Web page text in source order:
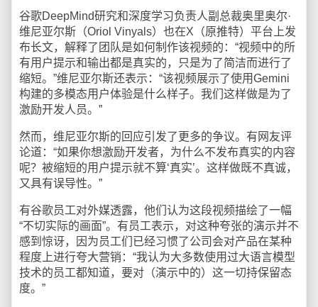
谷歌DeepMind研究和深度学习负责人副总裁奥里奥尔·
维尼亚尔斯（Oriol Vinyals）也在X（原推特）平台上发
布长文，解释了团队是如何制作该视频的：“视频中的所
有用户提示和输出都是真实的，只是为了简洁而进行了
缩短。”维尼亚尔斯还表示：“该视频展示了使用Gemini
构建的多模态用户体验是什么样子。我们这样做是为了
激励开发人员。”
然而，维尼亚尔斯的回应引发了更多的争议。有网友评
论道：“如果你想激励开发者，为什么不发布真实的内容
呢？被缩短的用户提示就不算‘真实’。这样做既不真诚，
又具有误导性。”
有谷歌员工对外媒透露，他们认为这段视频描绘了一幅
“不切实际的画面”。有员工表示，对这种夸张的演示并不
感到惊讶，因为员工们已经习惯了公司会对产品在某种
程度上进行夸大营销：“我认为大多数使用过大语言模型
技术的员工都知道，要对（演示中的）这一切持保留态
度。”